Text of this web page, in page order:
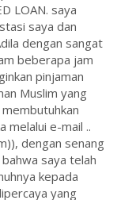
LOAN. saya
saya dan
dengan sangat
beberapa jam
pinjaman
Muslim yang
melalui e-mail ..
dengan senang
saya telah
kepada
yang